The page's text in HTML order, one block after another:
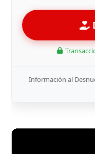
Información al